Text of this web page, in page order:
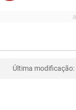
Última modificação: